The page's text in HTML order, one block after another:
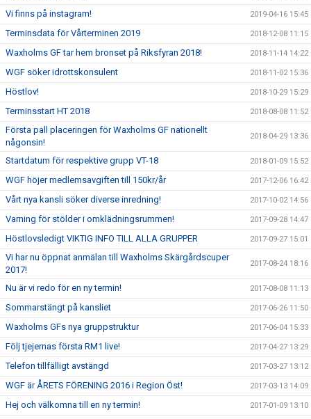
Vi finns på instagram! 2019-04-16 15:45
Terminsdata för Vårterminen 2019 2018-12-08 11:15
Waxholms GF tar hem bronset på Riksfyran 2018! 2018-11-14 14:22
WGF söker idrottskonsulent 2018-11-02 15:36
Höstlov! 2018-10-29 15:29
Terminsstart HT 2018 2018-08-08 11:52
Första pall placeringen för Waxholms GF nationellt
någonsin!
2018-04-29 13:36
Startdatum för respektive grupp VT-18 2018-01-09 15:52
WGF höjer medlemsavgiften till 150kr/år 2017-12-06 16:42
Vårt nya kansli söker diverse inredning! 2017-10-02 14:56
Varning för stölder i omklädningsrummen! 2017-09-28 14:47
Höstlovsledigt VIKTIG INFO TILL ALLA GRUPPER 2017-09-27 15:01
Vi har nu öppnat anmälan till Waxholms Skärgårdscuper
2017!
2017-08-24 18:16
Nu är vi redo för en ny termin! 2017-08-08 11:13
Sommarstängt på kansliet 2017-06-26 11:50
Waxholms GFs nya gruppstruktur 2017-06-04 15:33
Följ tjejernas första RM1 live! 2017-04-27 13:29
Telefon tillfälligt avstängd 2017-03-27 13:12
WGF är ÅRETS FÖRENING 2016 i Region Öst! 2017-03-13 14:09
Hej och välkomna till en ny termin! 2017-01-09 13:10